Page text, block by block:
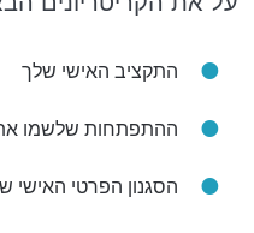
התקציב האישי שלך
ההתפתחות שלשמו
הסגנון הפרטי האישי